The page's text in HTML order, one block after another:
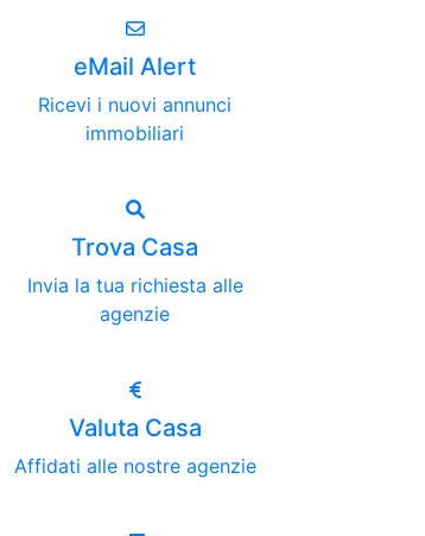
eMail Alert
Ricevi i nuovi annunci
immobiliari
Trova Casa
Invia la tua richiesta alle
agenzie
Valuta Casa
Affidati alle nostre agenzie